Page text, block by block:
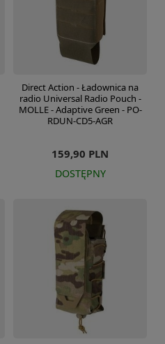
Direct Action - Ładownica na
radio Universal Radio Pouch -
MOLLE - Adaptive Green - PO-
RDUN-CD5-AGR
159,90 PLN
DOSTĘPNY